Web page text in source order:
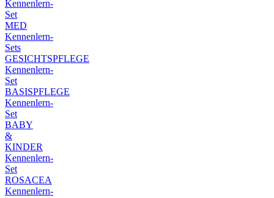
Kennenlern-
Set
MED
Kennenlern-
Sets
GESICHTSPFLEGE
Kennenlern-
Set
BASISPFLEGE
Kennenlern-
Set
BABY
&
KINDER
Kennenlern-
Set
ROSACEA
Kennenlern-